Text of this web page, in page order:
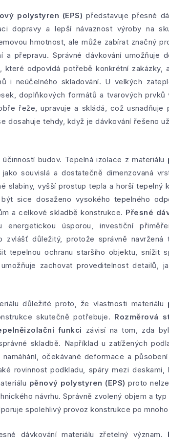
polystyren (EPS) představuje přesné
dopravy a lepší návaznost výroby na
hmotnost, ale může zabírat značný
přepravu. Správné dávkování umožňuje
odpovídá potřebě konkrétní zakázky,
i neúčelného skladování. U velkých
doplňkových formátů a tvarových prvků
řeže, upravuje a skládá, což usnadňuje
dosahuje tehdy, když je dávkování řešeno
budov. Tepelná izolace z materiálu
souvislá a dostatečně dimenzovaná
slabiny, vyšší prostup tepla a horší tepelný
sice dosaženo vysokého tepelného
a celkové skladbě konstrukce. Přesné
úsporou, investiční
důležitý, protože správně navržená
tepelnou ochranu staršího objektu, snížit
zachovat proveditelnost detailů,
důležité proto, že vlastnosti materiálu
skutečně potřebuje. Rozměrová
funkci závisí na tom, zda
skladbě. Například u zatížených
očekávané deformace a
rovinnost podkladu, spáry mezi deskami,
pěnový polystyren (EPS) proto
návrhu. Správně zvolený objem a typ
spolehlivý provoz konstrukce po
dávkování materiálu zřetelný význam.